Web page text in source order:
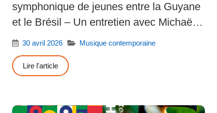
symphonique de jeunes entre la Guyane
et le Brésil – Un entretien avec Michaëlle
Ngo Yamb Ngan
30 avril 2026 Musique contemporaine
Lire l'article